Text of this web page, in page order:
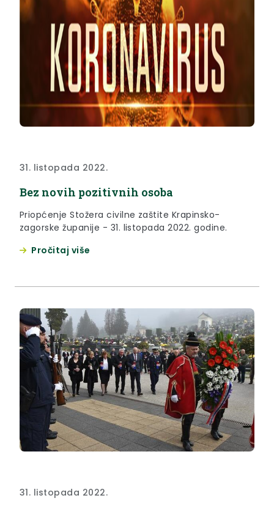
31. listopada 2022.
Bez novih pozitivnih osoba
Priopćenje Stožera civilne zaštite Krapinsko-
zagorske županije - 31. listopada 2022. godine.
Pročitaj više
31. listopada 2022.